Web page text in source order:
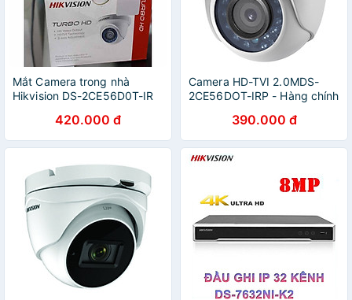
Mắt Camera trong nhà
Hikvision DS-2CE56D0T-IR
420.000 đ
Camera HD-TVI 2.0MDS-
2CE56DOT-IRP - Hàng chính
390.000 đ